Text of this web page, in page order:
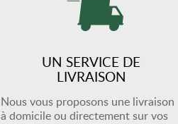
UN SERVICE DE
LIVRAISON
Nous vous proposons une livraison
à domicile ou directement sur vos